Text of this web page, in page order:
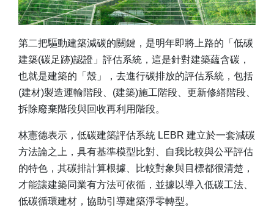
第二把驅動建築減碳的關鍵，是明年即將上路的「低碳
建築(碳足跡)認證」評估系統，這是針對建築蘊含碳，
也就是建築的「殼」，去進行碳排放的評估系統，包括
(建材)製造運輸階段、(建築)施工階段、更新修繕階段、
拆除廢棄階段與回收再利用階段。
林憲德表示，低碳建築評估系統 LEBR 建立於一套減碳
方法論之上，具有基準模型比對、自我比較與公平評估
的特色，其碳排計算根據、比較對象與目標都很清楚，
才能讓建築同業有方法可依循，並據以導入低碳工法、
低碳循環建材，協助引導建築淨零轉型。